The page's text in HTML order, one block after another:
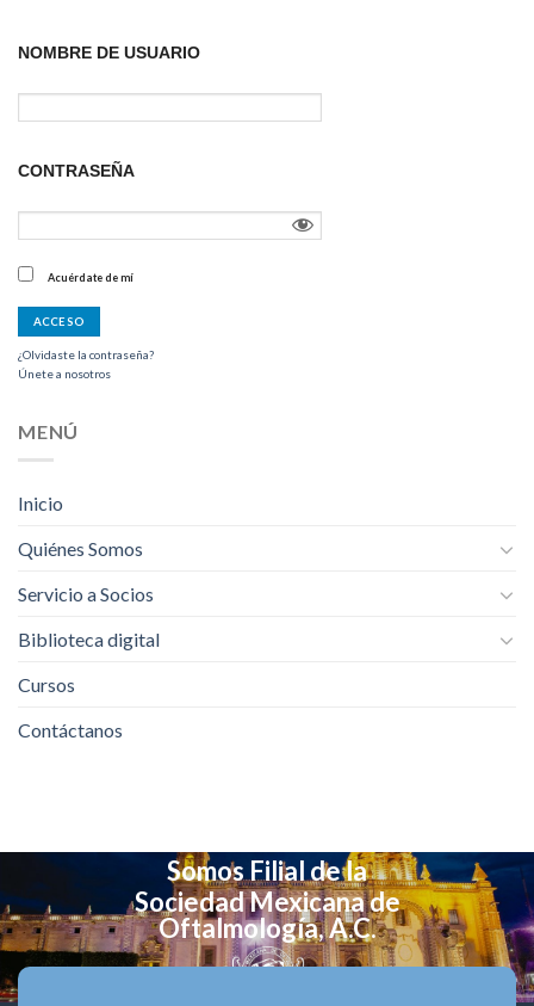
NOMBRE DE USUARIO
CONTRASEÑA
Acuérdate de mí
¿Olvidaste la contraseña?
Únete a nosotros
MENÚ
Inicio
Quiénes Somos
Servicio a Socios
Biblioteca digital
Cursos
Contáctanos
Somos Filial de la
Sociedad Mexicana de
Oftalmología, A.C.